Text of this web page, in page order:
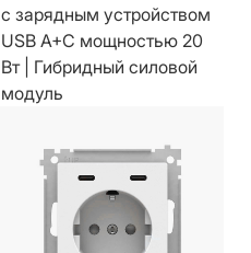
с зарядным устройством
USB A+C мощностью 20
Вт | Гибридный силовой
модуль